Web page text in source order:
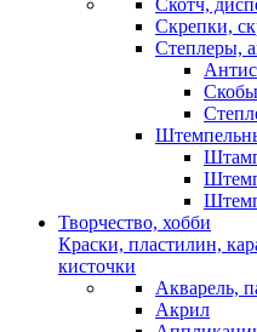
Скотч,
Скрепки,
Степлеры,
Скобы
Творчество, хобби
Краски, пластилин,
кисточки
Акварель,
Акрил